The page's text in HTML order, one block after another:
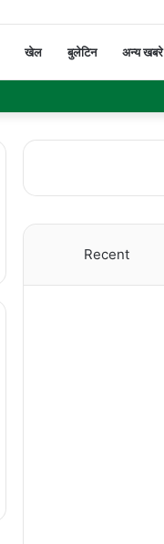
खेल बुलेटिन अन्य खबरे
Recent